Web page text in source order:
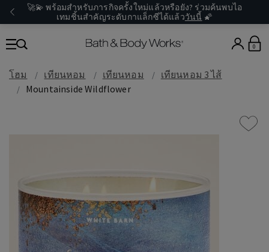
🚀💫 พร้อมสำหรับภารกิจครั้งใหม่แล้วหรือยัง? ร่วมค้นพบไอ
เทมชิ้นสำคัญระดับกาแล็กซีได้แล้ววันนี้ 🌠
0
โฮม เทียนหอม เทียนหอม
เทียนหอม 3 ไส้
Mountainside Wildflower